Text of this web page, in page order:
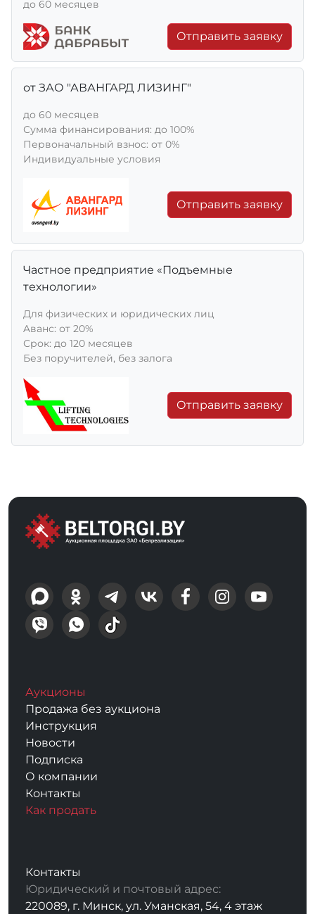
до 60 месяцев
Отправить заявку
от ЗАО "АВАНГАРД ЛИЗИНГ"
до 60 месяцев
Сумма финансирования: до 100%
Первоначальный взнос: от 0%
Индивидуальные условия
Отправить заявку
Частное предприятие «Подъемные
технологии»
Для физических и юридических лиц
Aванс: от 20%
Срок: до 120 месяцев
Без поручителей, без залога
Отправить заявку
Аукционы
Продажа без аукциона
Инструкция
Новости
Подписка
О компании
Контакты
Как продать
Контакты
Юридический и почтовый адрес:
220089, г. Минск, ул. Уманская, 54, 4 этаж